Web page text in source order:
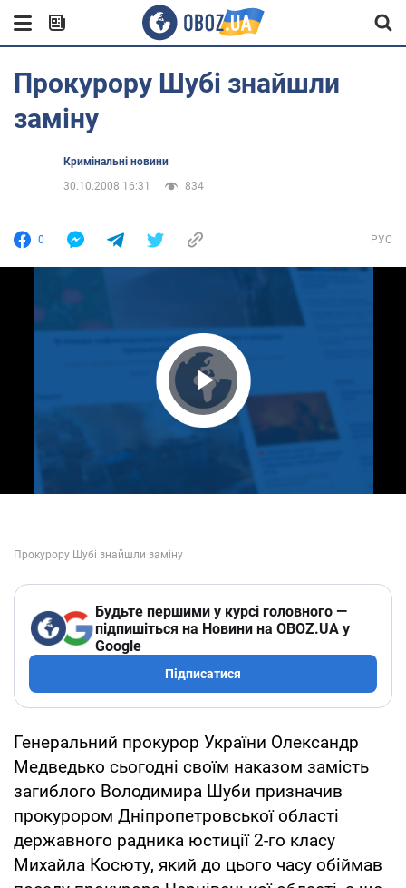
Прокурору Шубі знайшли
заміну
Кримінальні новини
30.10.2008 16:31
834
0 РУС
Play Video
Будьте першими у курсі головного —
підпишіться на Новини на OBOZ.UA у
Google
Підписатися
Генеральний прокурор України Олександр
Медведько сьогодні своїм наказом замість
загиблого Володимира Шуби призначив
прокурором Дніпропетровської області
державного радника юстиції 2-го класу
Михайла Косюту, який до цього часу обіймав